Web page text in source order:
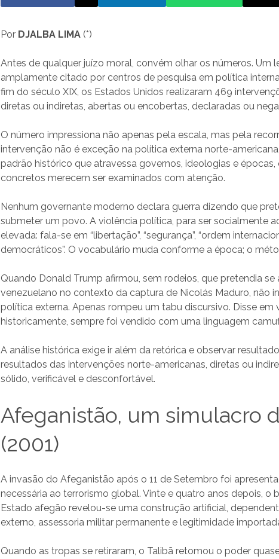
Por DJALBA LIMA (*)
Antes de qualquer juízo moral, convém olhar os números. Um
amplamente citado por centros de pesquisa em política
fim do século XIX, os Estados Unidos realizaram 469
diretas ou indiretas, abertas ou encobertas, declaradas ou
O número impressiona não apenas pela escala, mas pela
intervenção não é exceção na política externa norte-
padrão histórico que atravessa governos, ideologias e épocas,
concretos merecem ser examinados com atenção.
Nenhum governante moderno declara guerra dizendo que
submeter um povo. A violência política, para ser socialmente
elevada: fala-se em “libertação”, “segurança”, “ordem
democráticos”. O vocabulário muda conforme a época; o
Quando Donald Trump afirmou, sem rodeios, que pretendia
venezuelano no contexto da captura de Nicolás Maduro, não
política externa. Apenas rompeu um tabu discursivo. Disse em
historicamente, sempre foi vendido com uma linguagem
A análise histórica exige ir além da retórica e observar
resultados das intervenções norte-americanas, diretas ou
sólido, verificável e desconfortável.
Afeganistão, um simulacro
(2001)
A invasão do Afeganistão após o 11 de Setembro foi
necessária ao terrorismo global. Vinte e quatro anos depois, o
Estado afegão revelou-se uma construção artificial,
externo, assessoria militar permanente e legitimidade
Quando as tropas se retiraram, o Talibã retomou o poder